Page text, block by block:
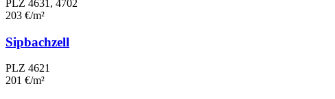
PLZ 4631, 4702
203 €/m²
Sipbachzell
PLZ 4621
201 €/m²